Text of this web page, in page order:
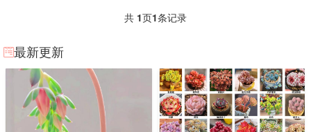
共 1页1条记录
最新更新